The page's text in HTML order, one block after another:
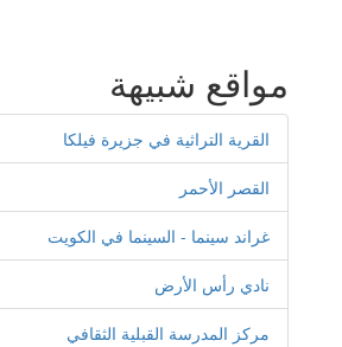
مواقع شبيهة
القرية التراثية في جزيرة فيلكا
القصر الأحمر
غراند سينما - السينما في الكويت
نادي رأس الأرض
مركز المدرسة القبلية الثقافي